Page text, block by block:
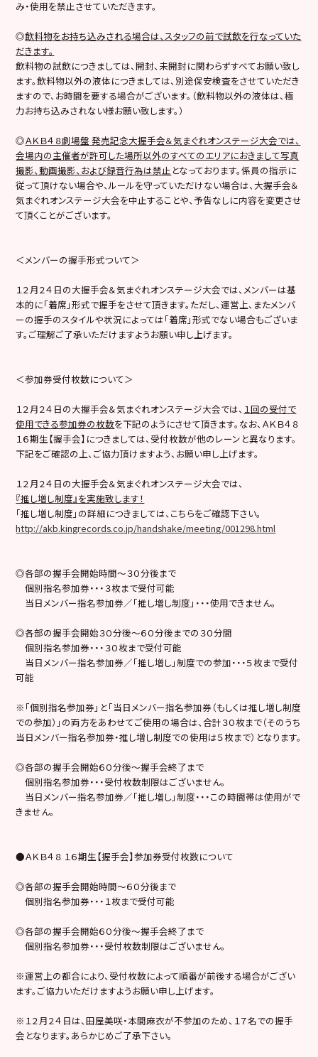
み・使用を禁止させていただきます。
◎飲料物をお持ち込みされる場合は、スタッフの前で試飲を行なっていた
だきます。
飲料物の試飲につきましては、開封、未開封に関わらずすべてお願い致し
ます。飲料物以外の液体につきましては、別途保安検査をさせていただき
ますので、お時間を要する場合がございます。（飲料物以外の液体は、極
力お持ち込みされない様お願い致します。）
◎ＡＫＢ４８劇場盤 発売記念大握手会＆気まぐれオンステージ大会では、
会場内の主催者が許可した場所以外のすべてのエリアにおきまして写真
撮影、動画撮影、および録音行為は禁止 となっております。係員の指示に
従って頂けない場合や、ルールを守っていただけない場合は、大握手会＆
気まぐれオンステージ大会を中止することや、予告なしに内容を変更させ
て頂くことがございます。
＜メンバーの握手形式ついて＞
１２月２４日の大握手会＆気まぐれオンステージ大会では、メンバーは基
本的に「着席」形式で握手をさせて頂きます。ただし、運営上、またメンバ
ーの握手のスタイルや状況によっては「着席」形式でない場合もございま
す。ご理解ご了承いただけますようお願い申し上げます。
＜参加券受付枚数について＞
１２月２４日の大握手会＆気まぐれオンステージ大会では、 １回の受付で
使用できる参加券の枚数を下記のようにさせて頂きます。なお、ＡＫＢ４８
１６期生【握手会】につきましては、受付枚数が他のレーンと異なります。
下記をご確認の上、ご協力頂けますよう、お願い申し上げます。
１２月２４日の大握手会＆気まぐれオンステージ大会では、
『推し増し制度』を実施致します！
「推し増し制度」の詳細につきましては、こちらをご確認下さい。
http://akb.kingrecords.co.jp/handshake/meeting/001298.html
◎各部の握手会開始時間～３０分後まで
個別指名参加券・・・３枚まで受付可能
当日メンバー指名参加券／「推し増し制度」・・・使用できません。
◎各部の握手会開始３０分後～６０分後までの３０分間
個別指名参加券・・・３０枚まで受付可能
当日メンバー指名参加券／「推し増し」制度での参加・・・５枚まで受付
可能
※「個別指名参加券」と「当日メンバー指名参加券（もしくは推し増し制度
での参加）」の両方をあわせてご使用の場合は、合計３０枚まで（そのうち
当日メンバー指名参加券・推し増し制度での使用は５枚まで）となります。
◎各部の握手会開始６０分後〜握手会終了まで
個別指名参加券・・・受付枚数制限はございません。
当日メンバー指名参加券／「推し増し」制度・・・この時間帯は使用がで
きません。
●ＡＫＢ４８ １６期生【握手会】参加券受付枚数について
◎各部の握手会開始時間～６０分後まで
個別指名参加券・・・１枚まで受付可能
◎各部の握手会開始６０分後〜握手会終了まで
個別指名参加券・・・受付枚数制限はございません。
※運営上の都合により、受付枚数によって順番が前後する場合がござい
ます。ご協力いただけますようお願い申し上げます。
※１２月２４日は、田屋美咲・本間麻衣が不参加のため、１７名での握手
会となります。あらかじめご了承下さい。